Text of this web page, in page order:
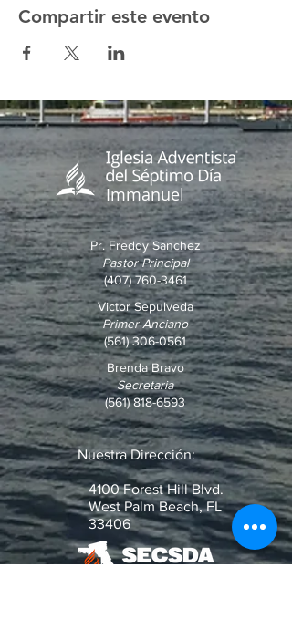
Compartir este evento
Immanuel
Pr. Freddy Sanchez
Pastor Principal
(407) 760-3461
Victor Sepulveda
Primer Anciano
(561) 306-0561
Brenda Bravo
Secretaria
(561) 818-6593
Nuestra Dirección:
4100 Forest Hill Blvd.
West Palm Beach, FL
33406